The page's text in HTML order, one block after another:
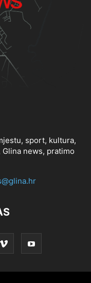
sport, kultura,
news, pratimo